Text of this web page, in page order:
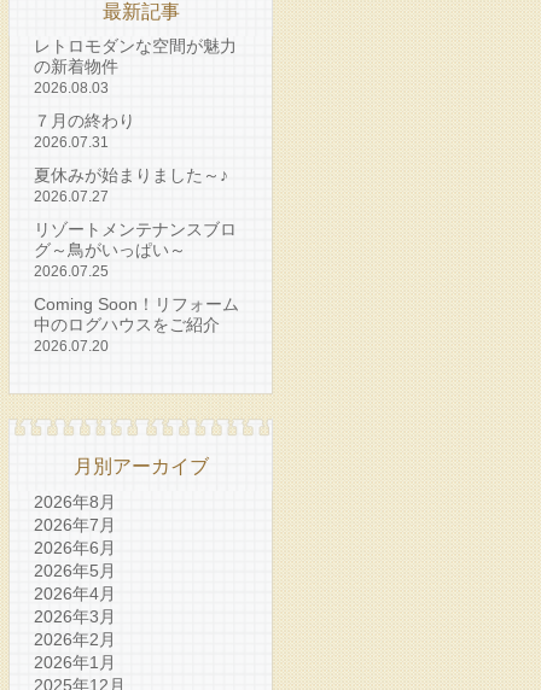
最新記事
レトロモダンな空間が魅力
の新着物件
2026.08.03
７月の終わり
2026.07.31
夏休みが始まりました～♪
2026.07.27
リゾートメンテナンスブロ
グ～鳥がいっぱい～
2026.07.25
Coming Soon！リフォーム
中のログハウスをご紹介
2026.07.20
月別アーカイブ
2026年8月
2026年7月
2026年6月
2026年5月
2026年4月
2026年3月
2026年2月
2026年1月
2025年12月